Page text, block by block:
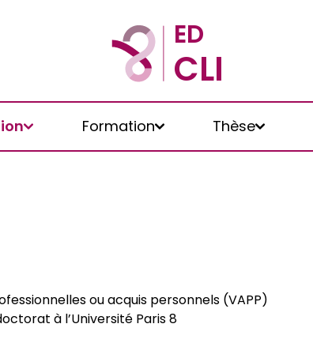
Formation Thèse
ou acquis personnels (VAPP)
à l’Université Paris 8